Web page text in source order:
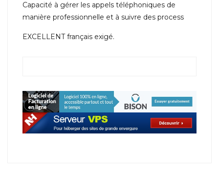
Capacité à gérer les appels téléphoniques de
manière professionnelle et à suivre des process
EXCELLENT français exigé.